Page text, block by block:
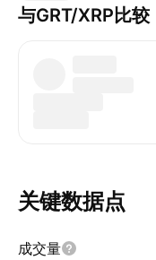
与GRT/XRP比较
关键数据点
成交量